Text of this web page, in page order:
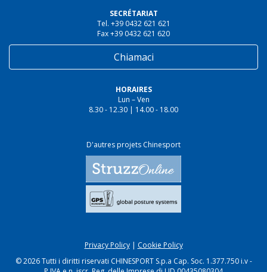
SECRÉTARIAT
Tel. +39 0432 621 621
Fax +39 0432 621 620
Chiamaci
HORAIRES
Lun – Ven
8.30 - 12.30 | 14.00 - 18.00
D'autres projets Chinesport
Privacy Policy| Cookie Policy
© 2026 Tutti i diritti riservati CHINESPORT S.p.a Cap. Soc. 1.377.750 i.v -